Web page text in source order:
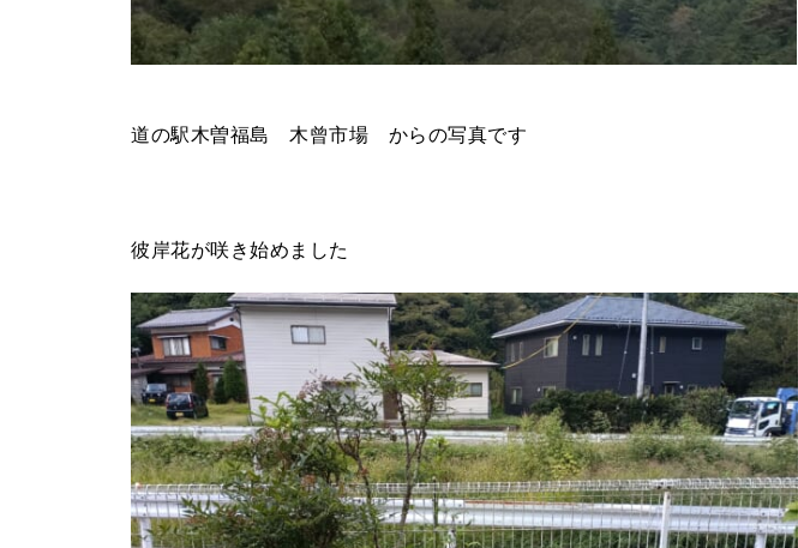
道の駅木曽福島 木曾市場 からの写真です
彼岸花が咲き始めました